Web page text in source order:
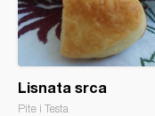
Lisnata srca
Pite i Testa